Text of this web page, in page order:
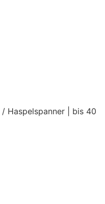
/ Haspelspanner | bis 40